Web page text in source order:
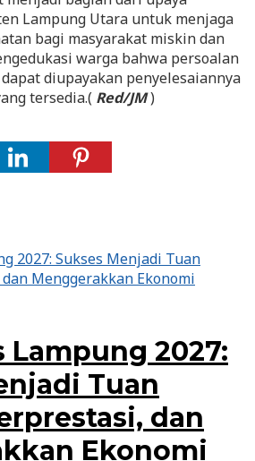
Lampung Utara untuk menjaga
bagi masyarakat miskin dan
warga bahwa persoalan
diupayakan penyelesaiannya
tersedia.( Red/JM)
Lampung 2027:
Tuan
dan
Ekonomi